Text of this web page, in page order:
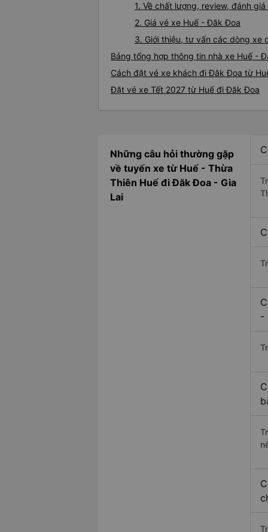
1. Về chất lượng, review, đánh
2. Giá vé xe Huế - Đăk Đoa
3. Giới thiệu, tư vấn các dòng xe
Bảng tổng hợp thông tin nhà xe Huế -
Cách đặt vé xe khách đi Đăk Đoa từ
Đặt vé xe Tết 2027 từ Huế đi Đăk Đoa
Những câu hỏi thường gặp
về tuyến xe từ Huế - Thừa
Thiên Huế đi Đăk Đoa - Gia
Lai
-